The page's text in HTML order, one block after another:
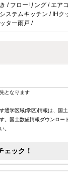
/ フローリング / エア
ステムキッチン / IH
ター雨戸 /
となります
通学区域(学区)情報は、
。国土数値情報ダウンロ
。
ェック！